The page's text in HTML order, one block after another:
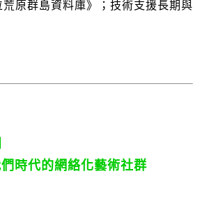
原群島資料庫》；技術支援長期與
時代的網絡化藝術社群